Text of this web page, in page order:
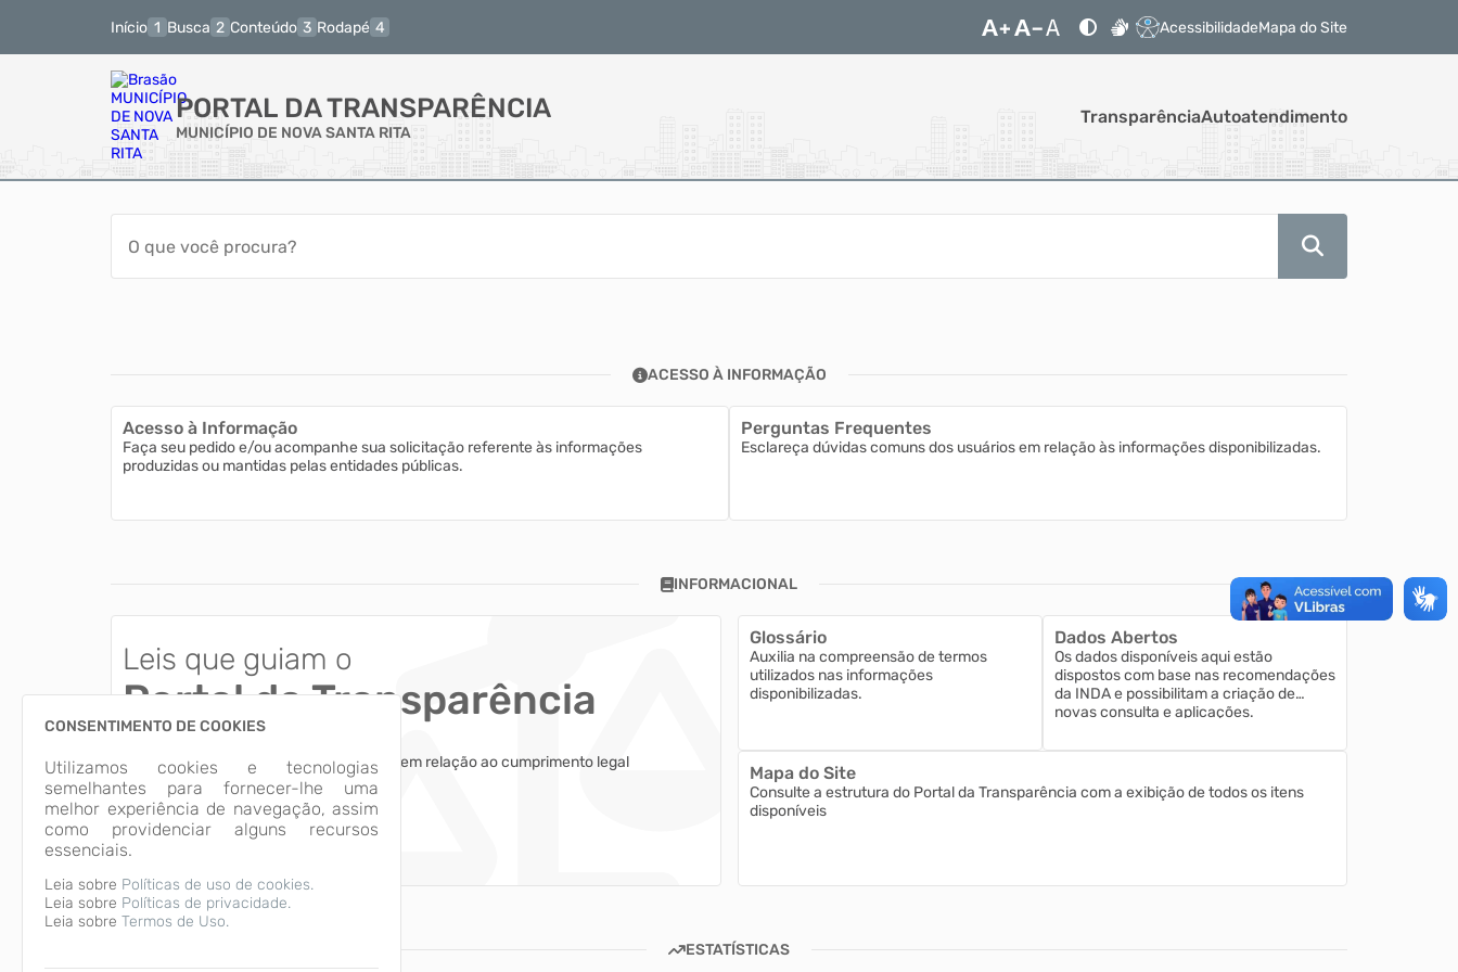
Início Busca Conteúdo Rodapé AcessibilidadeMapa do Site
PORTAL DA TRANSPARÊNCIA
MUNICÍPIO DE NOVA SANTA RITA
TransparênciaAutoatendimento
CONSENTIMENTO DE COOKIES
Utilizamos cookies e tecnologias
semelhantes para fornecer-lhe uma
melhor experiência de navegação, assim
como providenciar alguns recursos
essenciais.
Leia sobre Políticas de uso de cookies.
Leia sobre Políticas de privacidade.
Leia sobre Termos de Uso.
ACESSO À INFORMAÇÃO
Acesso à Informação
Faça seu pedido e/ou acompanhe sua solicitação referente às informações
produzidas ou mantidas pelas entidades públicas.
Perguntas Frequentes
Esclareça dúvidas comuns dos usuários em relação às informações disponibilizadas.
INFORMACIONAL
Leis que guiam o
Portal da Transparência
Esclareça dúvidas comuns dos usuários em relação ao cumprimento legal
das informações apresentadas.
Acessar
Glossário
Auxilia na compreensão de termos
utilizados nas informações
disponibilizadas.
Dados Abertos
Os dados disponíveis aqui estão
dispostos com base nas recomendações
da INDA e possibilitam a criação de
novas consulta e aplicações.
Mapa do Site
Consulte a estrutura do Portal da Transparência com a exibição de todos os itens
disponíveis
ESTATÍSTICAS